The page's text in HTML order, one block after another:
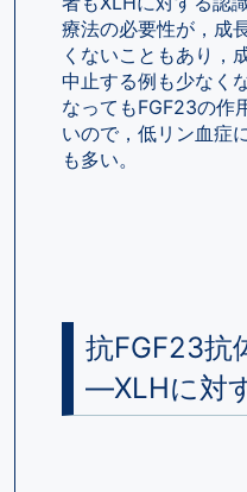
療法の必要性が，成
くないこともあり，
中止する例も少なく
なってもFGF23の作
いので，低リン血症
も多い。
抗FGF23抗
―XLHに対